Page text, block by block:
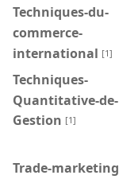
Techniques-du-
commerce-
international [1]
Techniques-
Quantitative-de-
Gestion [1]
Trade-marketing